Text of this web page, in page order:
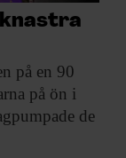
på en 90
på ön i
de